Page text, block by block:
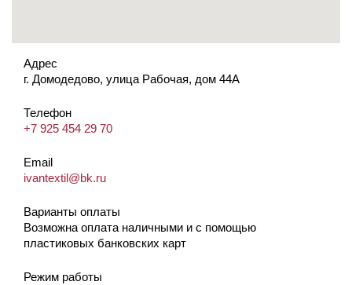
Адрес
г. Домодедово, улица Рабочая, дом 44А
Телефон
+7 925 454 29 70
Email
ivantextil@bk.ru
Варианты оплаты
Возможна оплата наличными и с помощью
пластиковых банковских карт
Режим работы